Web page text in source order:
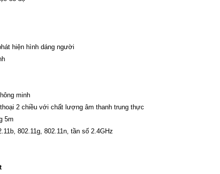
hiện hình dáng người
minh
2 chiều với chất lượng âm thanh trung thực
5m
802.11g, 802.11n, tần số 2.4GHz